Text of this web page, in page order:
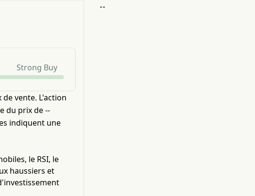
Strong Buy
de vente. L'action
du prix de --
indiquent une
le RSI, le
haussiers et
--